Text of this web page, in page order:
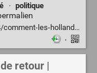
· politique
leur-infrastructure-cyclable/
·
retour |